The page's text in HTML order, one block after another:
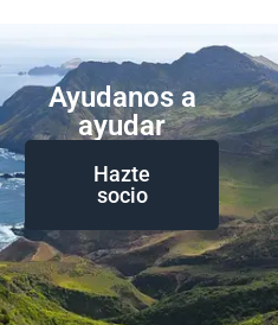
Ayudanos a
ayudar
Hazte
socio